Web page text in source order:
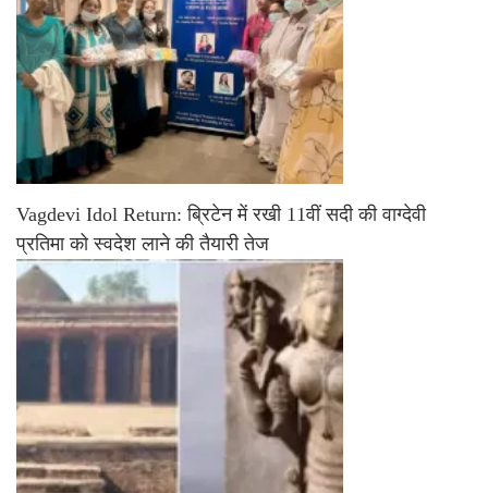
Vagdevi Idol Return: ब्रिटेन में रखी 11वीं सदी की वाग्देवी
प्रतिमा को स्वदेश लाने की तैयारी तेज